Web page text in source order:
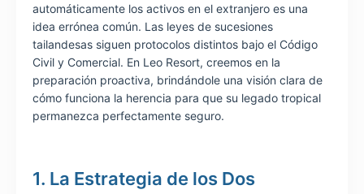
automáticamente los activos en el extranjero es una
idea errónea común. Las leyes de sucesiones
tailandesas siguen protocolos distintos bajo el Código
Civil y Comercial. En Leo Resort, creemos en la
preparación proactiva, brindándole una visión clara de
cómo funciona la herencia para que su legado tropical
permanezca perfectamente seguro.
1. La Estrategia de los Dos